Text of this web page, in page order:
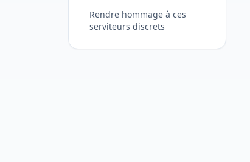
Rendre hommage à ces
serviteurs discrets